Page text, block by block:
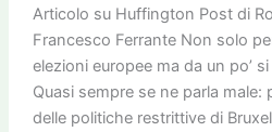
Articolo su Huffington Post di
Francesco Ferrante Non solo
elezioni europee ma da un po’
Quasi sempre se ne parla male:
delle politiche restrittive di
lista
degli
ecologisti